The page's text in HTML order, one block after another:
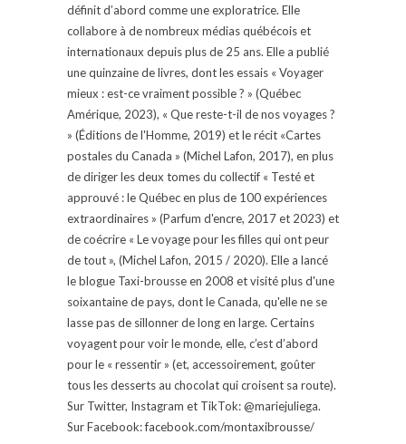
définit d’abord comme une exploratrice. Elle
collabore à de nombreux médias québécois et
internationaux depuis plus de 25 ans. Elle a publié
une quinzaine de livres, dont les essais « Voyager
mieux : est-ce vraiment possible ? » (Québec
Amérique, 2023), « Que reste-t-il de nos voyages ?
» (Éditions de l'Homme, 2019) et le récit «Cartes
postales du Canada » (Michel Lafon, 2017), en plus
de diriger les deux tomes du collectif « Testé et
approuvé : le Québec en plus de 100 expériences
extraordinaires » (Parfum d'encre, 2017 et 2023) et
de coécrire « Le voyage pour les filles qui ont peur
de tout », (Michel Lafon, 2015 / 2020). Elle a lancé
le blogue Taxi-brousse en 2008 et visité plus d'une
soixantaine de pays, dont le Canada, qu'elle ne se
lasse pas de sillonner de long en large. Certains
voyagent pour voir le monde, elle, c’est d’abord
pour le « ressentir » (et, accessoirement, goûter
tous les desserts au chocolat qui croisent sa route).
Sur Twitter, Instagram et TikTok: @mariejuliega.
Sur Facebook: facebook.com/montaxibrousse/